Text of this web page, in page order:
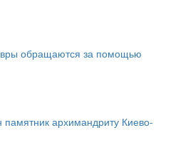
обращаются за помощью
архимандриту Киево-